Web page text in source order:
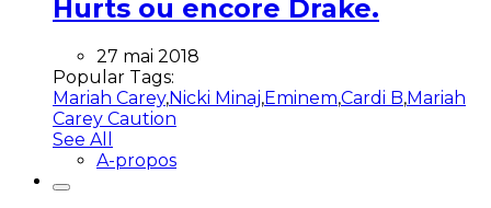
Hurts ou encore Drake.
27 mai 2018
Popular Tags:
Mariah Carey,Nicki Minaj,Eminem,Cardi B,Mariah
Carey Caution
See All
A-propos